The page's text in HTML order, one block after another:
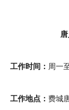
工作时间： 周一
工作地点： 费城